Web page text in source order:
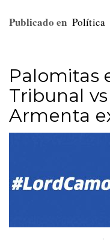
Publicado en Política
Palomitas
Tribunal
Armenta